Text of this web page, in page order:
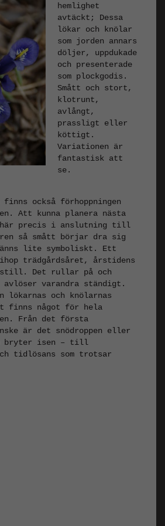
hemlighet
avtäckt; Dessa
lökar och knölar
som jorden annars
döljer, uppdukade
och presenterade
som plockgodis.
Smått och stort,
klotrunt,
avlångt,
prassligt eller
köttigt.
Variationen är
fantastisk att
se.
också förhoppningen
Att kunna planera nästa
precis i anslutning till
så smått börjar dra sig
lite symboliskt. Ett
trädgårdsåret, årstidens
Det rullar på och
varandra ständigt.
lökarnas och knölarnas
finns något för hela
Från det första
är det snödroppen eller
bryter isen – till
tidlösans som trotsar